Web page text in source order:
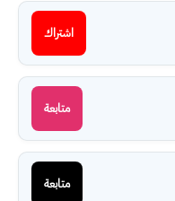
اشتراك
متابعة
متابعة